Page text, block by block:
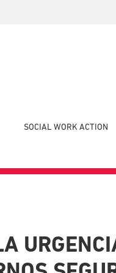
SOCIAL WORK ACTION